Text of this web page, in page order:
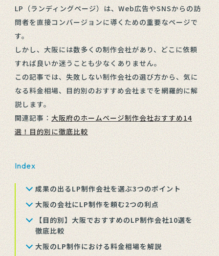
LP（ランディングページ）は、Web広告やSNSからの訪
問者を直接コンバージョンに導くための重要なページで
す。
しかし、大阪には数多くの制作会社があり、どこに依頼
すれば良いか迷うことも少なくありません。
この記事では、失敗しない制作会社の選び方から、気に
なる料金相場、目的別のおすすめ会社までを網羅的に解
説します。
関連記事：大阪府のホームページ制作会社おすすめ14
選！目的別に徹底比較
Index
成果の出るLP制作会社を選ぶ3つのポイント
大阪の会社にLP制作を頼む2つの利点
【目的別】大阪でおすすめのLP制作会社10選を
徹底比較
大阪のLP制作における料金相場を解説